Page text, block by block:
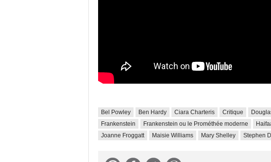
Bel Powley Ben Hardy Ciara Charteris Critique
Frankenstein
Frankenstein ou le Prométhée moderne
Joanne Froggatt
Maisie Williams Mary Shelley Stephen